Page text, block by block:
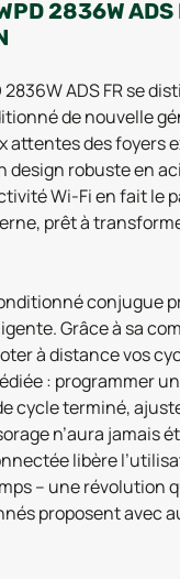
2836W ADS
ADS FR se
de nouvelle
attentes des foyers
design robuste en
Wi-Fi en fait le
prêt à
conjugue
Grâce à sa
à distance vos
: programmer
cycle terminé,
n’aura jamais
libère
– une révolution
proposent avec